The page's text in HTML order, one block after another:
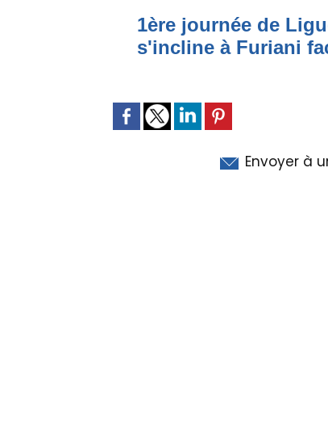
1ère journée de
s'incline à Furiani
Envoyer à